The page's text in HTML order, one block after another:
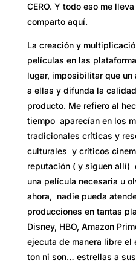
CERO. Y todo eso me
comparto aquí.
La creación y
películas en las
lugar, imposibilitar que
a ellas y difunda la
producto. Me refiero al
tiempo aparecían en los
tradicionales críticas y
culturales y críticos
reputación ( y siguen allí)
una película necesaria u
ahora, nadie pueda
producciones en tantas
Disney, HBO, Amazon
ejecuta de manera libre
ton ni son… estrellas a